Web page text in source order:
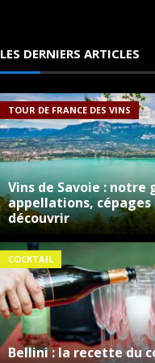
LES DERNIERS ARTICLES
TOUR DE FRANCE DES VINS
Vins de Savoie : notre
appellations,
découvrir
COCKTAIL
Bellini : la recette du